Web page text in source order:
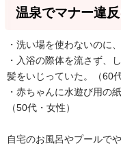
温泉でマナー違
・洗い場を使わないのに
・入浴の際体を流さず、
髪をいじっていた。（60
・赤ちゃんに水遊び用の
（50代・女性）
自宅のお風呂やプールで